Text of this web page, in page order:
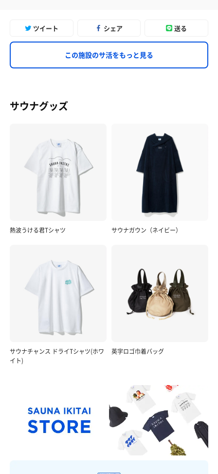
ツイート シェア 送る
この施設のサ活をもっと見る
サウナグッズ
熱波うける君Tシャツ サウナガウン（ネイビー）
サウナチャンス ドライTシャツ(ホワ
イト)
英字ロゴ巾着バッグ